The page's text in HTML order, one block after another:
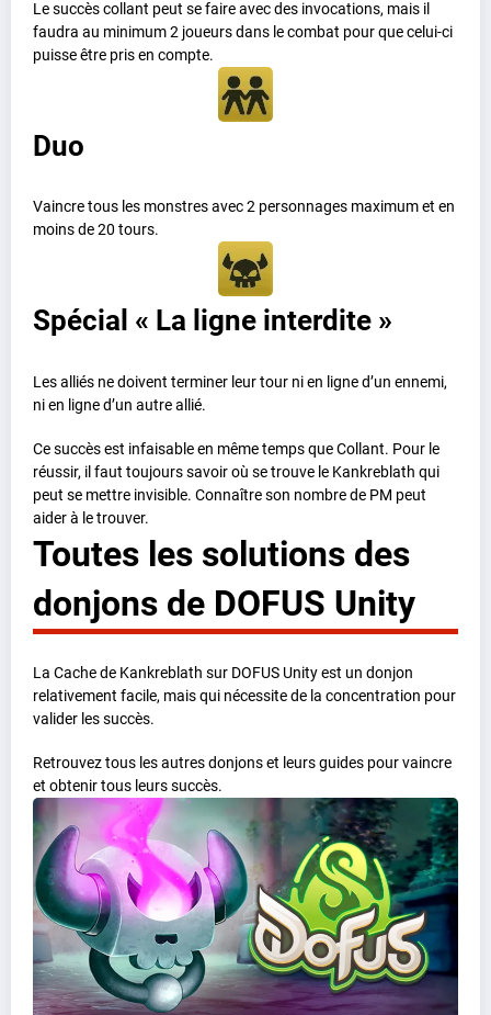
Le succès collant peut se faire avec des invocations, mais il
faudra au minimum 2 joueurs dans le combat pour que celui-ci
puisse être pris en compte.
Duo
Vaincre tous les monstres avec 2 personnages maximum et en
moins de 20 tours.
Spécial « La ligne interdite »
Les alliés ne doivent terminer leur tour ni en ligne d’un ennemi,
ni en ligne d’un autre allié.
Ce succès est infaisable en même temps que Collant. Pour le
réussir, il faut toujours savoir où se trouve le Kankreblath qui
peut se mettre invisible. Connaître son nombre de PM peut
aider à le trouver.
Toutes les solutions des
donjons de DOFUS Unity
La Cache de Kankreblath sur DOFUS Unity est un donjon
relativement facile, mais qui nécessite de la concentration pour
valider les succès.
Retrouvez tous les autres donjons et leurs guides pour vaincre
et obtenir tous leurs succès.